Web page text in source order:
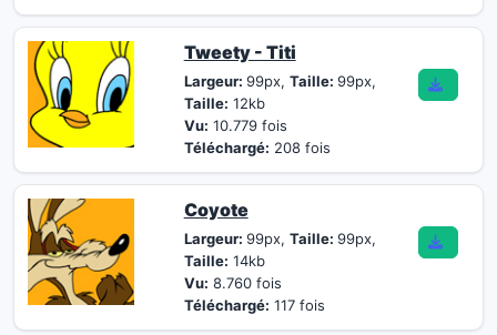
Tweety - Titi
Largeur: 99px, Taille: 99px,
Taille: 12kb
Vu: 10.779 fois
Téléchargé: 208 fois
Coyote
Largeur: 99px, Taille: 99px,
Taille: 14kb
Vu: 8.760 fois
Téléchargé: 117 fois